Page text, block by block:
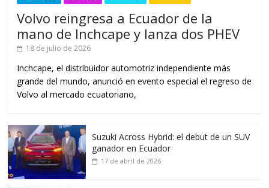
Volvo reingresa a Ecuador de la
mano de Inchcape y lanza dos PHEV
18 de julio de 2026
Inchcape, el distribuidor automotriz independiente más
grande del mundo, anunció en evento especial el regreso de
Volvo al mercado ecuatoriano,
Suzuki Across Hybrid: el debut de un SUV
ganador en Ecuador
17 de abril de 2026